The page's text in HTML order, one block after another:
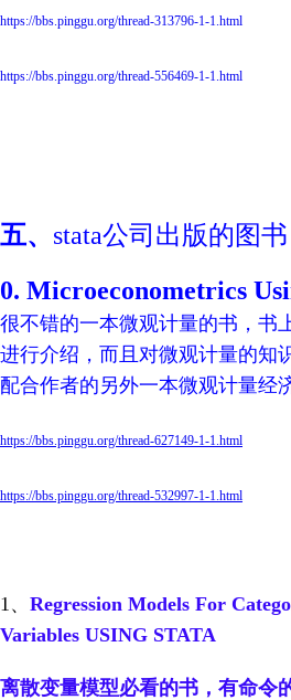
https://bbs.pinggu.org/thread-313796-1-1.html
https://bbs.pinggu.org/thread-556469-1-1.html
五、 stata公司出版的图书
0. Microeconometrics
很不错的一本微观计量的书，书
进行介绍，而且对微观计量的知
配合作者的另外一本微观计量经
https://bbs.pinggu.org/thread-627149-1-1.html
https://bbs.pinggu.org/thread-532997-1-1.html
1、 Regression Models For
Variables USING STATA
离散变量模型必看的书，有命令